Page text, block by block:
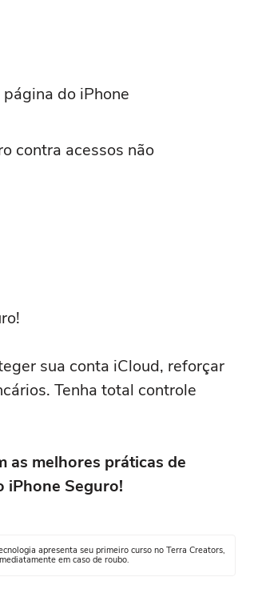
do iPhone
contra acessos não
sua conta iCloud, reforçar
Tenha total controle
as melhores práticas de
iPhone Seguro!
apresenta seu primeiro curso no Terra Creators,
em caso de roubo.